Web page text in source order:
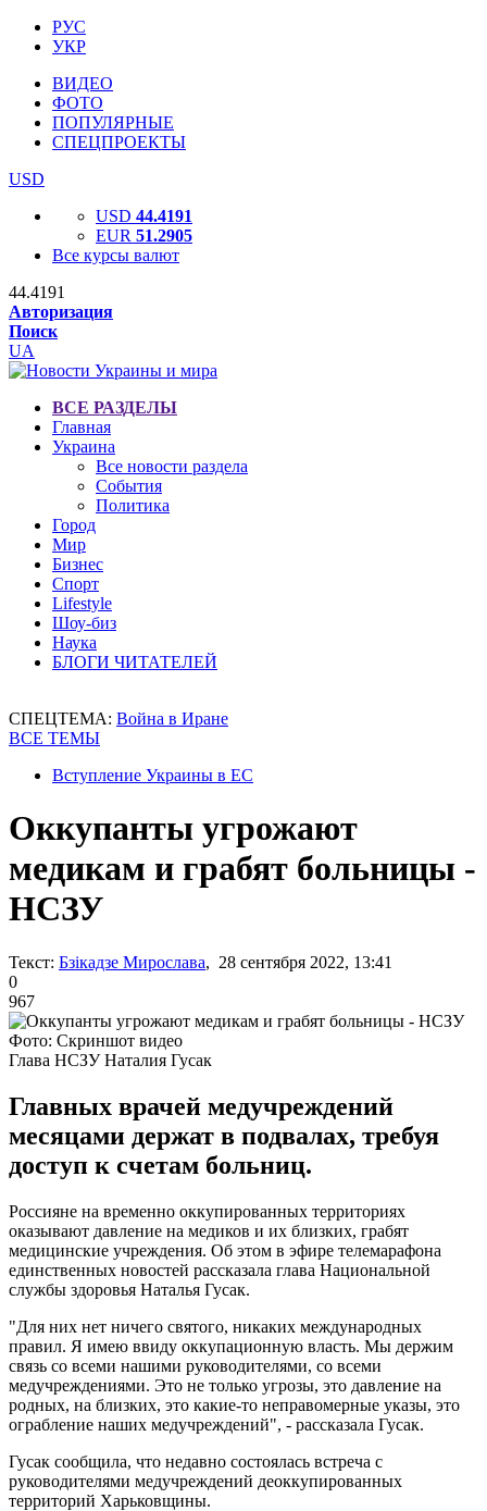
РУС
УКР
ВИДЕО
ФОТО
ПОПУЛЯРНЫЕ
СПЕЦПРОЕКТЫ
USD
USD 44.4191
EUR 51.2905
Все курсы валют
44.4191
Авторизация
Поиск
UA
ВСЕ РАЗДЕЛЫ
Главная
Украина
Все новости раздела
События
Политика
Город
Мир
Бизнес
Спорт
Lifestyle
Шоу-биз
Наука
БЛОГИ ЧИТАТЕЛЕЙ
СПЕЦТЕМА: Война в Иране
ВСЕ ТЕМЫ
Вступление Украины в ЕС
Оккупанты угрожают
медикам и грабят больницы -
НСЗУ
Текст: Бзікадзе Мирослава, 28 сентября 2022, 13:41
0
967
Фото: Скриншот видео
Глава НСЗУ Наталия Гусак
Главных врачей медучреждений
месяцами держат в подвалах, требуя
доступ к счетам больниц.
Россияне на временно оккупированных территориях
оказывают давление на медиков и их близких, грабят
медицинские учреждения. Об этом в эфире телемарафона
единственных новостей рассказала глава Национальной
службы здоровья Наталья Гусак.
"Для них нет ничего святого, никаких международных
правил. Я имею ввиду оккупационную власть. Мы держим
связь со всеми нашими руководителями, со всеми
медучреждениями. Это не только угрозы, это давление на
родных, на близких, это какие-то неправомерные указы, это
ограбление наших медучреждений", - рассказала Гусак.
Гусак сообщила, что недавно состоялась встреча с
руководителями медучреждений деоккупированных
территорий Харьковщины.